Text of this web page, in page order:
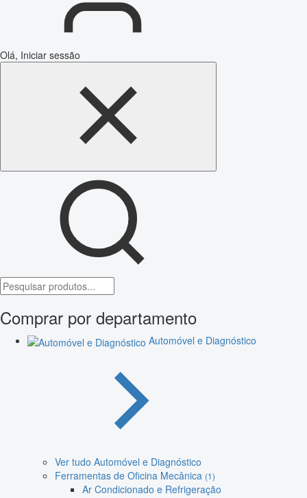
Olá, Iniciar sessão
Comprar por departamento
Automóvel e Diagnóstico
Ver tudo Automóvel e Diagnóstico
Ferramentas de Oficina Mecânica (1)
Ar Condicionado e Refrigeração